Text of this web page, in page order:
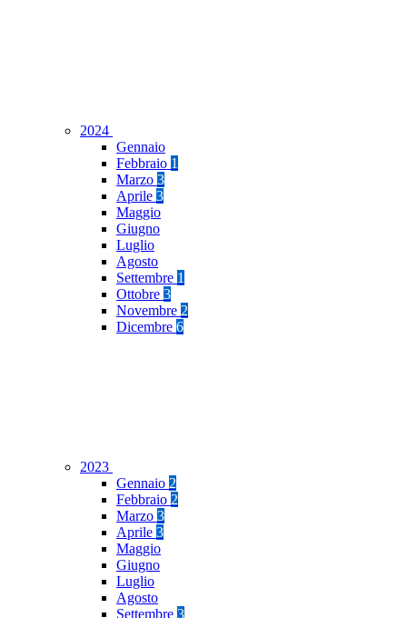
2024
Gennaio
Febbraio 1
Marzo 3
Aprile 3
Maggio
Giugno
Luglio
Agosto
Settembre 1
Ottobre 3
Novembre 2
Dicembre 6
2023
Gennaio 2
Febbraio 2
Marzo 3
Aprile 3
Maggio
Giugno
Luglio
Agosto
Settembre 3